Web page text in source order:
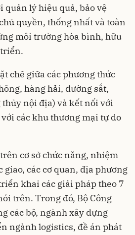
quản lý hiệu quả, bảo vệ
quyền, thống nhất và toàn
môi trường hòa bình, hữu
chẽ giữa các phương thức
hàng hải, đường sắt,
thủy nội địa) và kết nối với
các khu thương mại tự do
cơ sở chức năng, nhiệm
giao, các cơ quan, địa phương
khai các giải pháp theo 7
trên. Trong đó, Bộ Công
các bộ, ngành xây dựng
ngành logistics, đề án phát